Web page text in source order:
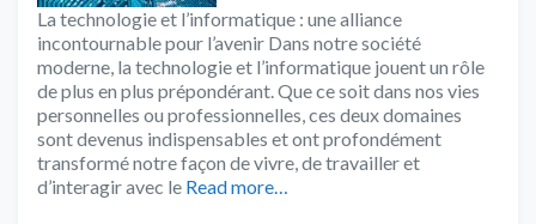
La technologie et l’informatique : une alliance
incontournable pour l’avenir Dans notre société
moderne, la technologie et l’informatique jouent un rôle
de plus en plus prépondérant. Que ce soit dans nos vies
personnelles ou professionnelles, ces deux domaines
sont devenus indispensables et ont profondément
transformé notre façon de vivre, de travailler et
d’interagir avec le Read more…